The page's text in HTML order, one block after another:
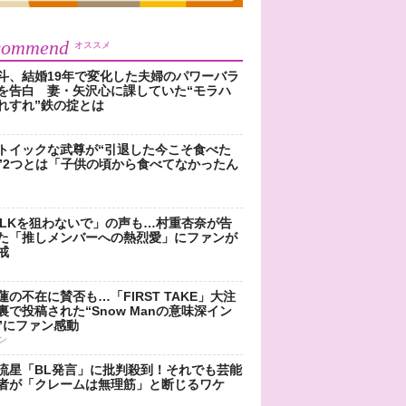
オススメ
、結婚19年で変化した夫婦のパワーバラ
告白 妻・矢沢心に課していた“モラハ
すれ”鉄の掟とは
イックな武尊が“引退した今こそ食べた
つとは「子供の頃から食べてなかったん
を狙わないで」の声も…村重杏奈が告
「推しメンバーへの熱烈愛」にファンが
の不在に賛否も…「FIRST TAKE」大注
で投稿された“Snow Manの意味深イン
にファン感動
星「BL発言」に批判殺到！それでも芸能
が「クレームは無理筋」と断じるワケ